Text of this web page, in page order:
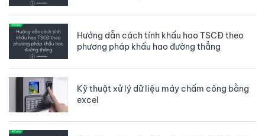
Hướng dẫn cách tính khấu hao TSCĐ theo
phương pháp khấu hao đường thẳng
Kỹ thuật xử lý dữ liệu máy chấm công bằng
excel